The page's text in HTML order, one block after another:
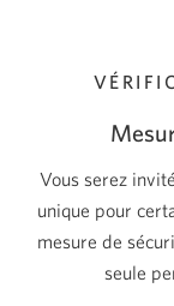
Vous serez
unique pour
mesure de
seule